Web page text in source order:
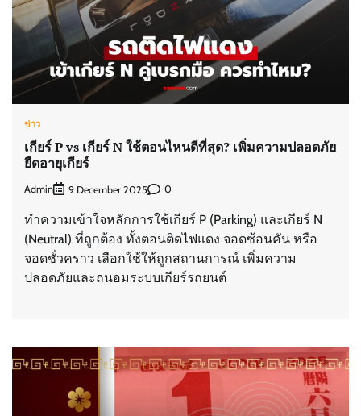
ข่าว
เกียร์ P vs เกียร์ N ใช้ตอนไหนดีที่สุด? เพิ่มความปลอดภัย
ยืดอายุเกียร์
Admin 9 December 2025 0
ทำความเข้าใจหลักการใช้เกียร์ P (Parking) และเกียร์ N
(Neutral) ที่ถูกต้อง ทั้งตอนติดไฟแดง จอดซ้อนคัน หรือ
จอดชั่วคราว เลือกใช้ให้ถูกสถานการณ์ เพิ่มความ
ปลอดภัยและถนอมระบบเกียร์รถยนต์